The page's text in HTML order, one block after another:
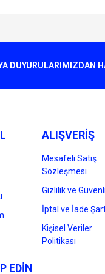
resmi kalitesiz, bozuk veya
benzer farklı alternatifler
DUYURULARIMIZDAN
ALIŞVERİŞ
Mesafeli Satış
Sözleşmesi
Gizlilik ve
İptal ve İade
Kişisel Veriler
Politikası
EDİN